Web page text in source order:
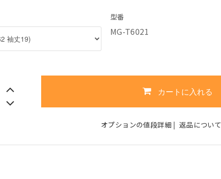
型番
MG-T6021
カートに入れる
オプションの値段詳細 | 返品について